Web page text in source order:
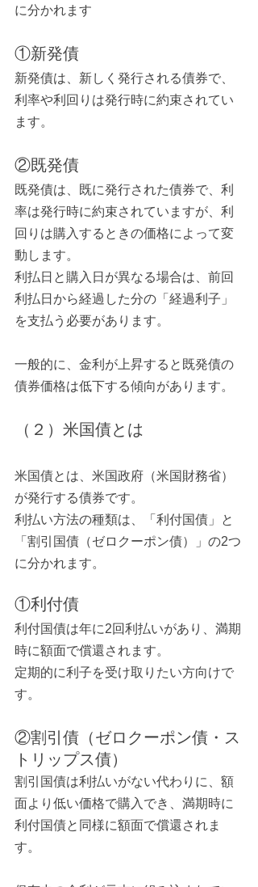
に分かれます
①新発債
新発債は、新しく発行される債券で、
利率や利回りは発行時に約束されてい
ます。
②既発債
既発債は、既に発行された債券で、利
率は発行時に約束されていますが、利
回りは購入するときの価格によって変
動します。
利払日と購入日が異なる場合は、前回
利払日から経過した分の「経過利子」
を支払う必要があります。
一般的に、金利が上昇すると既発債の
債券価格は低下する傾向があります。
（２）米国債とは
米国債とは、米国政府（米国財務省）
が発行する債券です。
利払い方法の種類は、「利付国債」と
「割引国債（ゼロクーポン債）」の2つ
に分かれます。
①利付債
利付国債は年に2回利払いがあり、満期
時に額面で償還されます。
定期的に利子を受け取りたい方向けで
す。
②割引債（ゼロクーポン債・ス
トリップス債）
割引国債は利払いがない代わりに、額
面より低い価格で購入でき、満期時に
利付国債と同様に額面で償還されま
す。